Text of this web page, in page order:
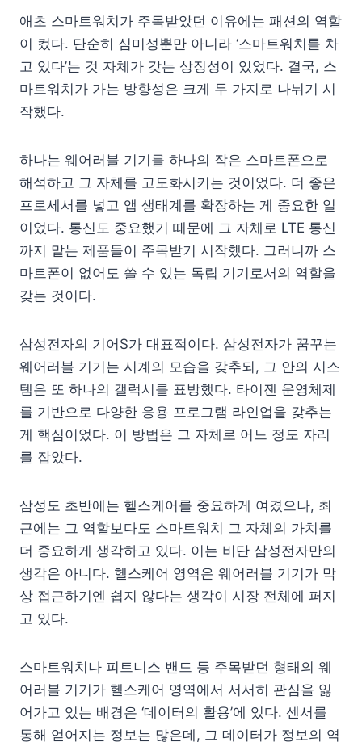
애초 스마트워치가 주목받았던 이유에는 패션의 역할
이 컸다. 단순히 심미성뿐만 아니라 ‘스마트워치를 차
고 있다’는 것 자체가 갖는 상징성이 있었다. 결국, 스
마트워치가 가는 방향성은 크게 두 가지로 나뉘기 시
작했다.
하나는 웨어러블 기기를 하나의 작은 스마트폰으로
해석하고 그 자체를 고도화시키는 것이었다. 더 좋은
프로세서를 넣고 앱 생태계를 확장하는 게 중요한 일
이었다. 통신도 중요했기 때문에 그 자체로 LTE 통신
까지 맡는 제품들이 주목받기 시작했다. 그러니까 스
마트폰이 없어도 쓸 수 있는 독립 기기로서의 역할을
갖는 것이다.
삼성전자의 기어S가 대표적이다. 삼성전자가 꿈꾸는
웨어러블 기기는 시계의 모습을 갖추되, 그 안의 시스
템은 또 하나의 갤럭시를 표방했다. 타이젠 운영체제
를 기반으로 다양한 응용 프로그램 라인업을 갖추는
게 핵심이었다. 이 방법은 그 자체로 어느 정도 자리
를 잡았다.
삼성도 초반에는 헬스케어를 중요하게 여겼으나, 최
근에는 그 역할보다도 스마트워치 그 자체의 가치를
더 중요하게 생각하고 있다. 이는 비단 삼성전자만의
생각은 아니다. 헬스케어 영역은 웨어러블 기기가 막
상 접근하기엔 쉽지 않다는 생각이 시장 전체에 퍼지
고 있다.
스마트워치나 피트니스 밴드 등 주목받던 형태의 웨
어러블 기기가 헬스케어 영역에서 서서히 관심을 잃
어가고 있는 배경은 ‘데이터의 활용’에 있다. 센서를
통해 얻어지는 정보는 많은데, 그 데이터가 정보의 역